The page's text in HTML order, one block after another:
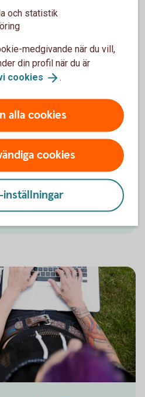
ditt kort
olika köpförsäkringar. Med
prisgaranti och
skydd och flexibilitet.
prisgaranti
och statistik
medgivande när du vill,
din profil när du är
cookies .
alla cookies
cookies
inställningar